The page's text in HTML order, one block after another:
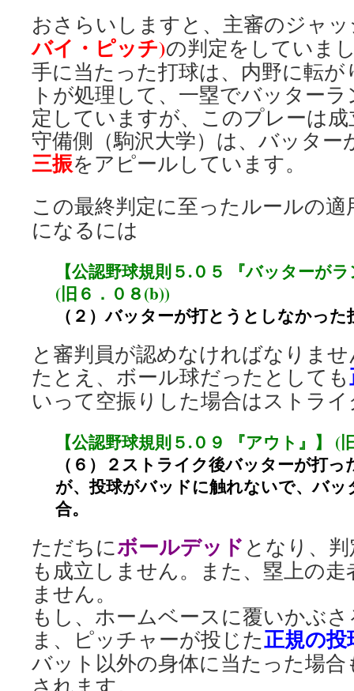
おさらいしますと、主審のジャ
バイ・ピッチ)の判定をしていま
手に当たった打球は、内野に転
トが処理して、一塁でバッター
定していますが、このプレーは
守備側（駒沢大学）は、バッタ
三振をアピールしています。
この最終判定に至ったルールの
になるには
【公認野球規則５.０５ 『バッターが
(旧６．０８(b))
（２）バッターが打とうとしなかっ
と審判員が認めなければなりま
たとえ、ボール球だったとしても
いって空振りした場合はストラ
【公認野球規則５.０９ 『アウト』】 (
（６）２ストライク後バッターが打
が、投球がバッドに触れないで、バ
合。
ただちにボールデッド となり、
も成立しません。また、塁上の
ません。
もし、ホームベースに覆いかぶ
ま、ピッチャーが投じた正規の投
バット以外の身体に当たった場
されます。